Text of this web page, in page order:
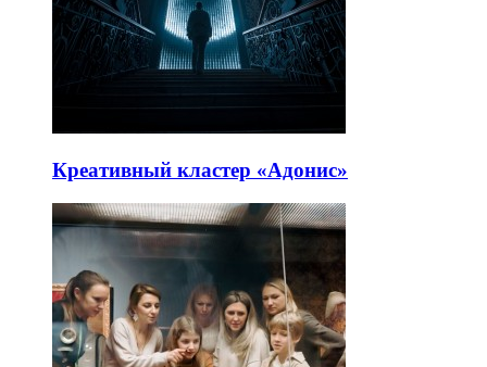
Креативный кластер «Адонис»